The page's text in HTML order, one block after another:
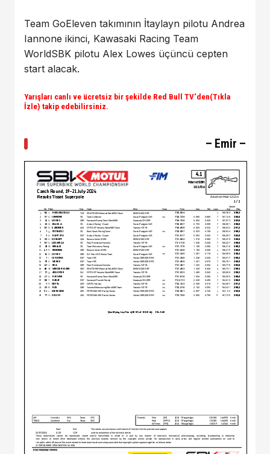
Team GoEleven takımının İtaylayn pilotu Andrea
Iannone ikinci, Kawasaki Racing Team
WorldSBK pilotu Alex Lowes üçüncü cepten
start alacak.
Yarışları canlı ve ücretsiz bir şekilde Red Bull TV‘den(Tıkla
İzle) takip edebilirsiniz.
– Emir –